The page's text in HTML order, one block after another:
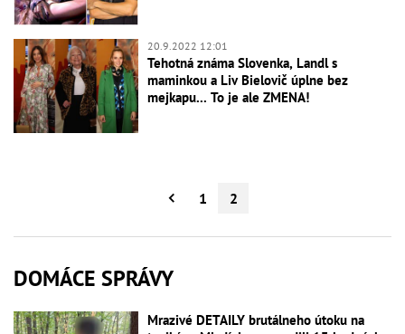
20.9.2022 12:01
Tehotná známa Slovenka, Landl s
maminkou a Liv Bielovič úplne bez
mejkapu... To je ale ZMENA!
1 2
DOMÁCE SPRÁVY
Mrazivé DETAILY brutálneho útoku na